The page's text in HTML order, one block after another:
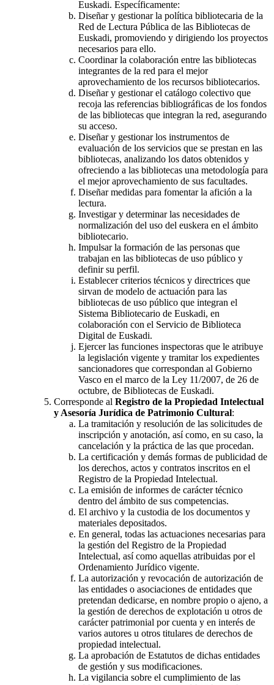
Euskadi. Específicamente:
Diseñar y gestionar la política bibliotecaria de la
Red de Lectura Pública de las Bibliotecas de
Euskadi, promoviendo y dirigiendo los proyectos
necesarios para ello.
Coordinar la colaboración entre las bibliotecas
integrantes de la red para el mejor
aprovechamiento de los recursos bibliotecarios.
Diseñar y gestionar el catálogo colectivo que
recoja las referencias bibliográficas de los fondos
de las bibliotecas que integran la red, asegurando
su acceso.
Diseñar y gestionar los instrumentos de
evaluación de los servicios que se prestan en las
bibliotecas, analizando los datos obtenidos y
ofreciendo a las bibliotecas una metodología para
el mejor aprovechamiento de sus facultades.
Diseñar medidas para fomentar la afición a la
lectura.
Investigar y determinar las necesidades de
normalización del uso del euskera en el ámbito
bibliotecario.
Impulsar la formación de las personas que
trabajan en las bibliotecas de uso público y
definir su perfil.
Establecer criterios técnicos y directrices que
sirvan de modelo de actuación para las
bibliotecas de uso público que integran el
Sistema Bibliotecario de Euskadi, en
colaboración con el Servicio de Biblioteca
Digital de Euskadi.
Ejercer las funciones inspectoras que le atribuye
la legislación vigente y tramitar los expedientes
sancionadores que correspondan al Gobierno
Vasco en el marco de la Ley 11/2007, de 26 de
octubre, de Bibliotecas de Euskadi.
Corresponde al Registro de la Propiedad Intelectual
y Asesoría Jurídica de Patrimonio Cultural:
La tramitación y resolución de las solicitudes de
inscripción y anotación, así como, en su caso, la
cancelación y la práctica de las que procedan.
La certificación y demás formas de publicidad de
los derechos, actos y contratos inscritos en el
Registro de la Propiedad Intelectual.
La emisión de informes de carácter técnico
dentro del ámbito de sus competencias.
El archivo y la custodia de los documentos y
materiales depositados.
En general, todas las actuaciones necesarias para
la gestión del Registro de la Propiedad
Intelectual, así como aquellas atribuidas por el
Ordenamiento Jurídico vigente.
La autorización y revocación de autorización de
las entidades o asociaciones de entidades que
pretendan dedicarse, en nombre propio o ajeno, a
la gestión de derechos de explotación u otros de
carácter patrimonial por cuenta y en interés de
varios autores u otros titulares de derechos de
propiedad intelectual.
La aprobación de Estatutos de dichas entidades
de gestión y sus modificaciones.
La vigilancia sobre el cumplimiento de las